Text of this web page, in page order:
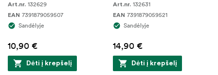
Art.nr. 132629
EAN 7391879059507
Sandėlyje
10,90 €
Dėti į krepšelį
Art.nr. 132631
EAN 7391879059521
Sandėlyje
14,90 €
Dėti į krepšelį